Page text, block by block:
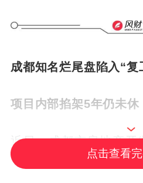
成都知名烂尾盘陷入“复
项目内部掐架5年仍未休
近日，成都市房地产开
则消息曝光了一起令人
点击查看